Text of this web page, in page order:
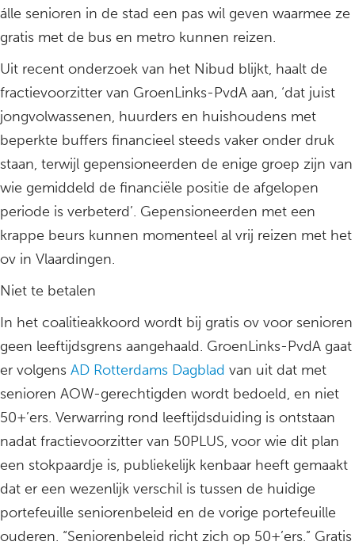
álle senioren in de stad een pas wil geven waarmee ze
gratis met de bus en metro kunnen reizen.
Uit recent onderzoek van het Nibud blijkt, haalt de
fractievoorzitter van GroenLinks-PvdA aan, ‘dat juist
jongvolwassenen, huurders en huishoudens met
beperkte buffers financieel steeds vaker onder druk
staan, terwijl gepensioneerden de enige groep zijn van
wie gemiddeld de financiële positie de afgelopen
periode is verbeterd’. Gepensioneerden met een
krappe beurs kunnen momenteel al vrij reizen met het
ov in Vlaardingen.
Niet te betalen
In het coalitieakkoord wordt bij gratis ov voor senioren
geen leeftijdsgrens aangehaald. GroenLinks-PvdA gaat
er volgens AD Rotterdams Dagblad van uit dat met
senioren AOW-gerechtigden wordt bedoeld, en niet
50+’ers. Verwarring rond leeftijdsduiding is ontstaan
nadat fractievoorzitter van 50PLUS, voor wie dit plan
een stokpaardje is, publiekelijk kenbaar heeft gemaakt
dat er een wezenlijk verschil is tussen de huidige
portefeuille seniorenbeleid en de vorige portefeuille
ouderen. “Seniorenbeleid richt zich op 50+’ers.” Gratis